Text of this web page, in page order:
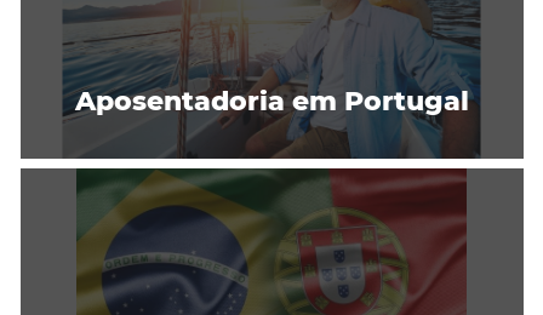
Aposentadoria em Portugal